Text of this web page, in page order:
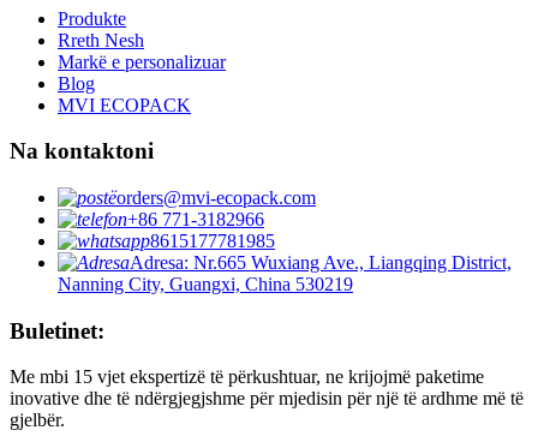
Produkte
Rreth Nesh
Markë e personalizuar
Blog
MVI ECOPACK
Na kontaktoni
orders@mvi-ecopack.com
+86 771-3182966
8615177781985
Adresa: Nr.665 Wuxiang Ave., Liangqing District,
Nanning City, Guangxi, China 530219
Buletinet:
Me mbi 15 vjet ekspertizë të përkushtuar, ne krijojmë paketime
inovative dhe të ndërgjegjshme për mjedisin për një të ardhme më të
gjelbër.